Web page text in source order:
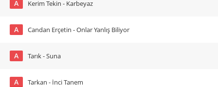
A Kerim Tekin - Karbeyaz
A Candan Erçetin - Onlar Yanlış Biliyor
A Tarık - Suna
A Tarkan - İnci Tanem